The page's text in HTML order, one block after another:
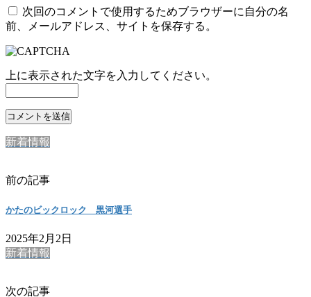
次回のコメントで使用するためブラウザーに自分の名
前、メールアドレス、サイトを保存する。
上に表示された文字を入力してください。
新着情報
前の記事
かたのビックロック 黒河選手
2025年2月2日
新着情報
次の記事